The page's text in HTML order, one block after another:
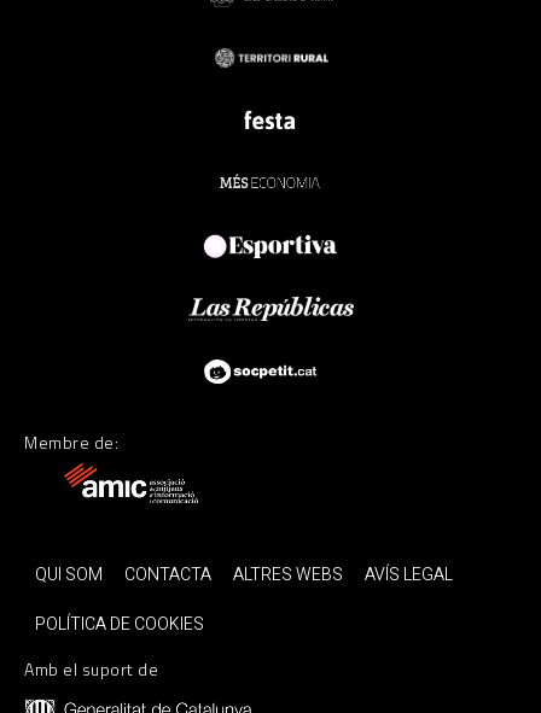
Membre de:
QUI SOM CONTACTA ALTRES WEBS
AVÍS LEGAL
POLÍTICA DE COOKIES
Amb el suport de